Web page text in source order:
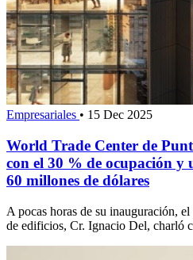
Empresariales • 15 Dec 2025
World Trade Center de
con el 30 % de ocupación y
60 millones de dólares
A pocas horas de su inauguración,
de edificios, Cr. Ignacio Del, charló